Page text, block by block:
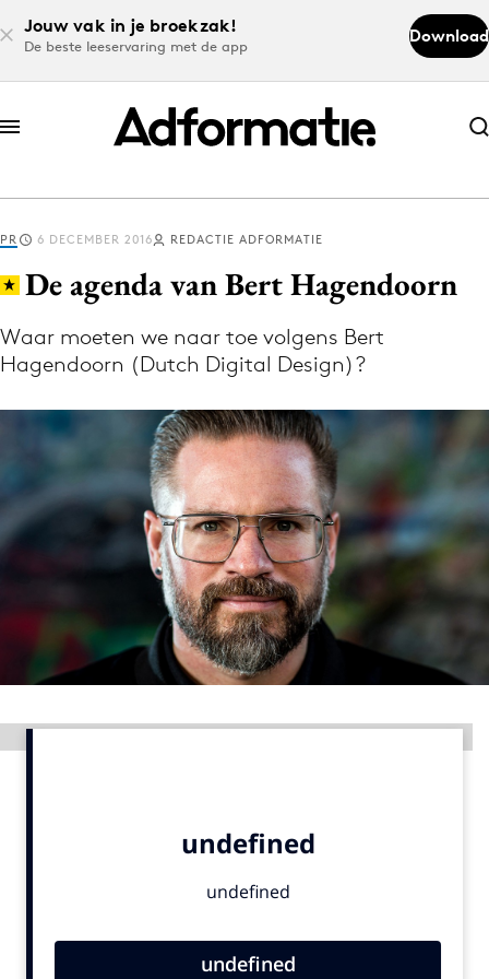
Jouw vak in je broekzak!
De beste leeservaring met de app
Download
Abonneer nu
Abonneer nu
Log in
Download de app
Volg het laatste nieuws via de Adformatie
Home
9 sept: GenAI-training
12 nov: MarketingLive!
Adverteren
Events
PR 6 DECEMBER 2016 REDACTIE ADFORMATIE
De agenda van Bert Hagendoorn
Waar moeten we naar toe volgens Bert
Hagendoorn (Dutch Digital Design)?